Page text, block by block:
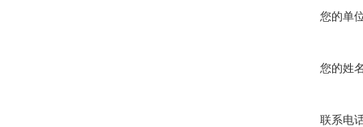
您的单
您的姓
联系电